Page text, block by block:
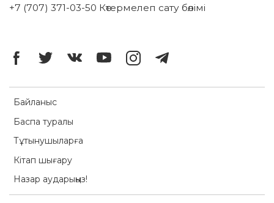
Байланыс
Баспа туралы
Тұтынушыларға
Кітап шығару
Назар аударыңыз!
+7 (707) 371-03-50 Көтермелеп сату бөлімі